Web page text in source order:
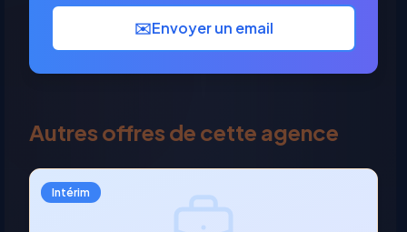
✉️Envoyer un email
Autres offres de cette agence
Intérim